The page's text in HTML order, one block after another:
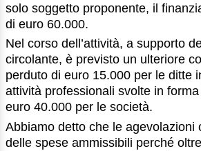
solo soggetto proponente, il
di euro 60.000.
Nel corso dell’attività, a supporto
circolante, è previsto un ulteriore
perduto di euro 15.000 per le ditte
attività professionali svolte in
euro 40.000 per le società.
Abbiamo detto che le agevolazioni
delle spese ammissibili perché